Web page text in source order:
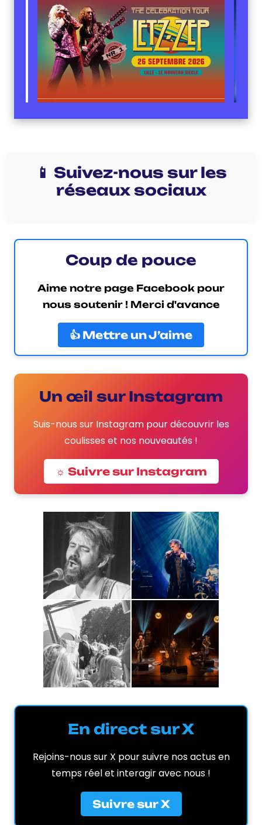
📱 Suivez-nous sur les
réseaux sociaux
Coup de pouce
Aime notre page Facebook pour
nous soutenir ! Merci d'avance
👍 Mettre un J’aime
Un œil sur Instagram
Suis-nous sur Instagram pour découvrir les
coulisses et nos nouveautés !
☼ Suivre sur Instagram
En direct sur X
Rejoins-nous sur X pour suivre nos actus en
temps réel et interagir avec nous !
Suivre sur X